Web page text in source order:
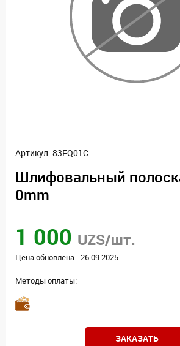
Артикул: 83FQ01C
Шлифовальный
0mm
1 000 UZS/шт.
Цена обновлена - 26.09.2025
Методы оплаты:
ЗАКАЗАТЬ